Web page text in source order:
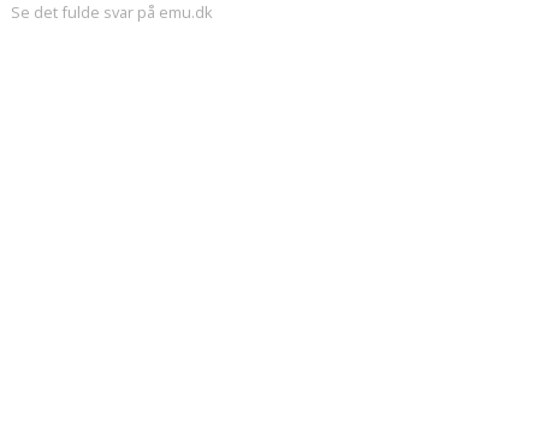
Se det fulde svar på emu.dk